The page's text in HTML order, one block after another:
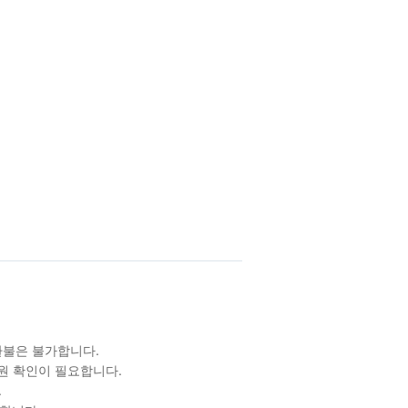
은 불가합니다.
확인이 필요합니다.